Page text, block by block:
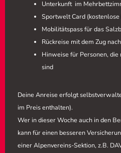
Unterkunft im
Sportwelt Card
Mobilitätspass für das
Rückreise mit dem Zug
Hinweise für Personen,
sind
Deine Anreise erfolgt
im Preis enthalten).
Wer in dieser Woche auch in den
kann für einen besseren
einer Alpenvereins-Sektion, z.B.